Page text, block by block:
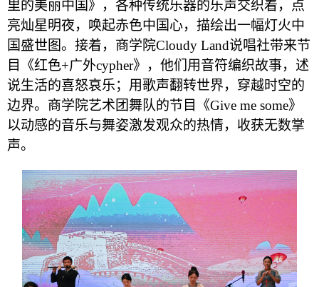
里的美丽中国》，各种传统乐器的乐声交织着，点
亮灿星明夜，唤起赤色中国心，描绘出一幅灯火中
国盛世图。接着，商学院Cloudy Land说唱社带来节
目《红色+广外cypher》，他们用音符编织故事，述
说生活的喜怒哀乐；用歌声翻转世界，穿越时空的
边界。商学院艺术团舞队的节目《Give me some》
以动感的音乐与舞姿激发观众的热情，收获无数掌
声。